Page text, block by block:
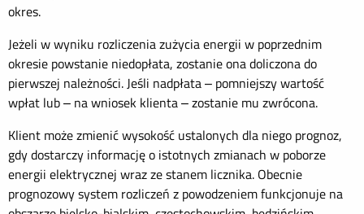
okres.
Jeżeli w wyniku rozliczenia zużycia energii w poprzednim
okresie powstanie niedopłata, zostanie ona doliczona do
pierwszej należności. Jeśli nadpłata – pomniejszy wartość
wpłat lub – na wniosek klienta – zostanie mu zwrócona.
Klient może zmienić wysokość ustalonych dla niego prognoz,
gdy dostarczy informację o istotnych zmianach w poborze
energii elektrycznej wraz ze stanem licznika. Obecnie
prognozowy system rozliczeń z powodzeniem funkcjonuje na